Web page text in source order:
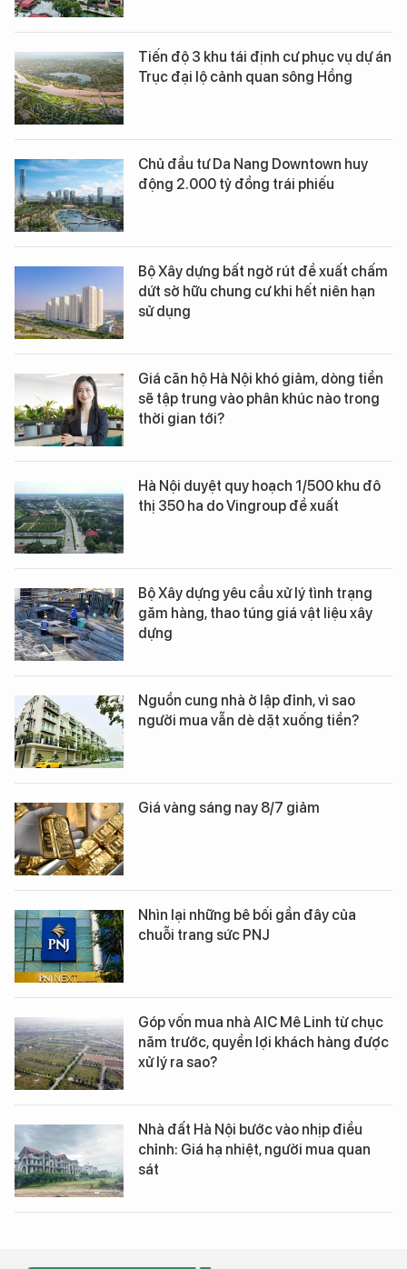
Tiến độ 3 khu tái định cư phục vụ dự án
Trục đại lộ cảnh quan sông Hồng
Chủ đầu tư Da Nang Downtown huy
động 2.000 tỷ đồng trái phiếu
Bộ Xây dựng bất ngờ rút đề xuất chấm
dứt sở hữu chung cư khi hết niên hạn
sử dụng
Giá căn hộ Hà Nội khó giảm, dòng tiền
sẽ tập trung vào phân khúc nào trong
thời gian tới?
Hà Nội duyệt quy hoạch 1/500 khu đô
thị 350 ha do Vingroup đề xuất
Bộ Xây dựng yêu cầu xử lý tình trạng
găm hàng, thao túng giá vật liệu xây
dựng
Nguồn cung nhà ở lập đỉnh, vì sao
người mua vẫn dè dặt xuống tiền?
Giá vàng sáng nay 8/7 giảm
Nhìn lại những bê bối gần đây của
chuỗi trang sức PNJ
Góp vốn mua nhà AIC Mê Linh từ chục
năm trước, quyền lợi khách hàng được
xử lý ra sao?
Nhà đất Hà Nội bước vào nhịp điều
chỉnh: Giá hạ nhiệt, người mua quan
sát